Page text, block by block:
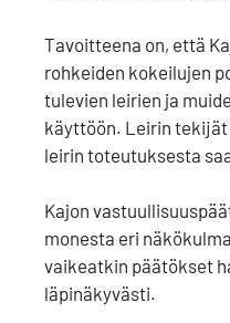
Tavoitteena on, että
rohkeiden kokeilujen
tulevien leirien ja
käyttöön. Leirin
leirin toteutuksesta
Kajon
monesta eri
vaikeatkin päätökset
läpinäkyvästi.